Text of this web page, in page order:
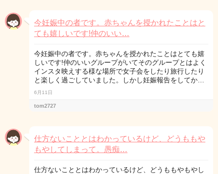
今妊娠中の者です。赤ちゃんを授かれたことはと
ても嬉しいです!仲のいい…
今妊娠中の者です。赤ちゃんを授かれたことはとても嬉
しいです!仲のいいグループがいてそのグループとはよく
インスタ映えする様な場所で女子会をしたり旅行したり
と楽しく過ごしていました。しかし妊娠報告をしてか…
6月11日
tom2727
仕方ないこととはわかっているけど、どうももや
もやしてしまって。愚痴…
仕方ないこととはわかっているけど、どうももやもやし